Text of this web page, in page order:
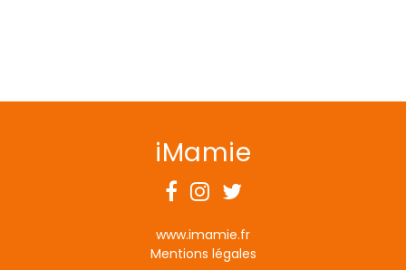
iMamie
FacebookInstagram
www.imamie.fr
Mentions légales